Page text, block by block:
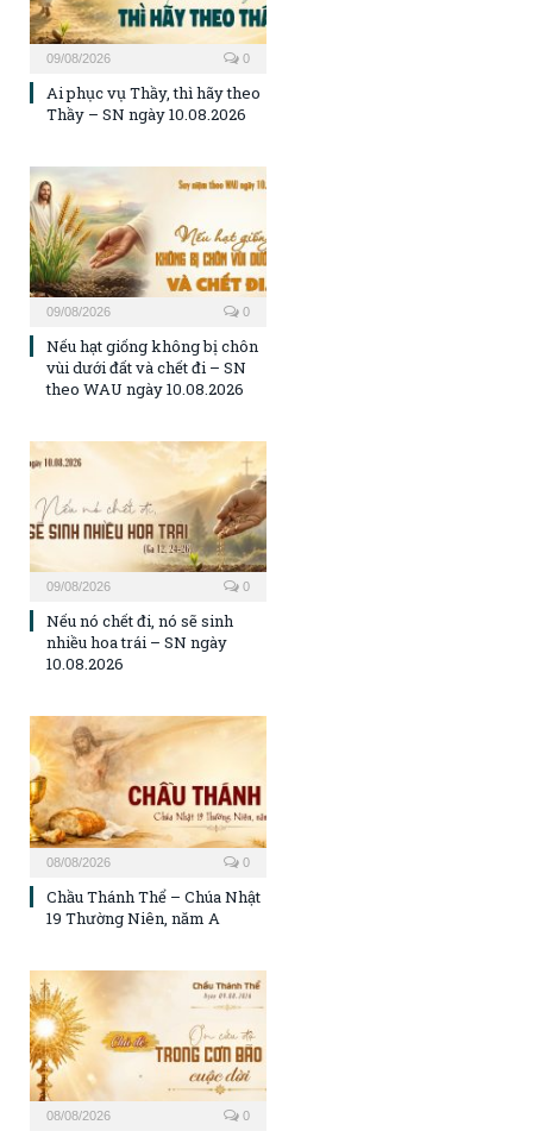
09/08/2026 0
Ai phục vụ Thầy, thì hãy theo
Thầy – SN ngày 10.08.2026
09/08/2026 0
Nếu hạt giống không bị chôn
vùi dưới đất và chết đi – SN
theo WAU ngày 10.08.2026
09/08/2026 0
Nếu nó chết đi, nó sẽ sinh
nhiều hoa trái – SN ngày
10.08.2026
08/08/2026 0
Chầu Thánh Thể – Chúa Nhật
19 Thường Niên, năm A
08/08/2026 0